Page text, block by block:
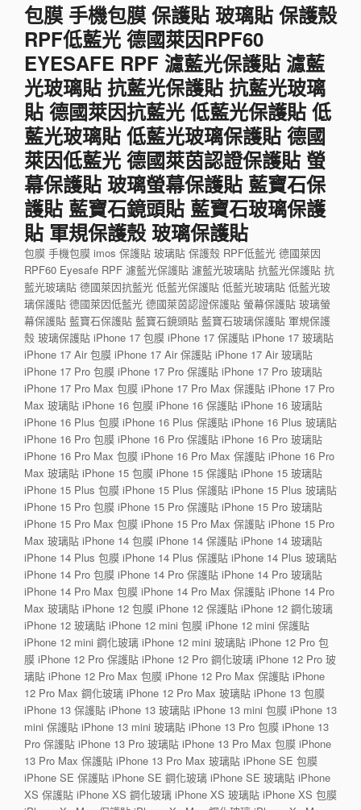
包膜 手機包膜 保護貼 玻璃貼 保護殼
RPF低藍光 德國萊因RPF60
EYESAFE RPF 濾藍光保護貼 濾藍
光玻璃貼 抗藍光保護貼 抗藍光玻璃
貼 德國萊因抗藍光 低藍光保護貼 低
藍光玻璃貼 低藍光玻璃保護貼 德國
萊因低藍光 德國萊茵認證保護貼 螢
幕保護貼 玻璃螢幕保護貼 藍寶石保
護貼 藍寶石鏡頭貼 藍寶石玻璃保護
貼 軍規保護殼 玻璃保護貼
包膜 手機包膜 imos 保護貼 玻璃貼 保護殼 RPF低藍光 德國萊因
RPF60 Eyesafe RPF 濾藍光保護貼 濾藍光玻璃貼 抗藍光保護貼 抗
藍光玻璃貼 德國萊因抗藍光 低藍光保護貼 低藍光玻璃貼 低藍光玻
璃保護貼 德國萊因低藍光 德國萊茵認證保護貼 螢幕保護貼 玻璃螢
幕保護貼 藍寶石保護貼 藍寶石鏡頭貼 藍寶石玻璃保護貼 軍規保護
殼 玻璃保護貼 iPhone 17 包膜 iPhone 17 保護貼 iPhone 17 玻璃貼
iPhone 17 Air 包膜 iPhone 17 Air 保護貼 iPhone 17 Air 玻璃貼
iPhone 17 Pro 包膜 iPhone 17 Pro 保護貼 iPhone 17 Pro 玻璃貼
iPhone 17 Pro Max 包膜 iPhone 17 Pro Max 保護貼 iPhone 17 Pro
Max 玻璃貼 iPhone 16 包膜 iPhone 16 保護貼 iPhone 16 玻璃貼
iPhone 16 Plus 包膜 iPhone 16 Plus 保護貼 iPhone 16 Plus 玻璃貼
iPhone 16 Pro 包膜 iPhone 16 Pro 保護貼 iPhone 16 Pro 玻璃貼
iPhone 16 Pro Max 包膜 iPhone 16 Pro Max 保護貼 iPhone 16 Pro
Max 玻璃貼 iPhone 15 包膜 iPhone 15 保護貼 iPhone 15 玻璃貼
iPhone 15 Plus 包膜 iPhone 15 Plus 保護貼 iPhone 15 Plus 玻璃貼
iPhone 15 Pro 包膜 iPhone 15 Pro 保護貼 iPhone 15 Pro 玻璃貼
iPhone 15 Pro Max 包膜 iPhone 15 Pro Max 保護貼 iPhone 15 Pro
Max 玻璃貼 iPhone 14 包膜 iPhone 14 保護貼 iPhone 14 玻璃貼
iPhone 14 Plus 包膜 iPhone 14 Plus 保護貼 iPhone 14 Plus 玻璃貼
iPhone 14 Pro 包膜 iPhone 14 Pro 保護貼 iPhone 14 Pro 玻璃貼
iPhone 14 Pro Max 包膜 iPhone 14 Pro Max 保護貼 iPhone 14 Pro
Max 玻璃貼 iPhone 12 包膜 iPhone 12 保護貼 iPhone 12 鋼化玻璃
iPhone 12 玻璃貼 iPhone 12 mini 包膜 iPhone 12 mini 保護貼
iPhone 12 mini 鋼化玻璃 iPhone 12 mini 玻璃貼 iPhone 12 Pro 包
膜 iPhone 12 Pro 保護貼 iPhone 12 Pro 鋼化玻璃 iPhone 12 Pro 玻
璃貼 iPhone 12 Pro Max 包膜 iPhone 12 Pro Max 保護貼 iPhone
12 Pro Max 鋼化玻璃 iPhone 12 Pro Max 玻璃貼 iPhone 13 包膜
iPhone 13 保護貼 iPhone 13 玻璃貼 iPhone 13 mini 包膜 iPhone 13
mini 保護貼 iPhone 13 mini 玻璃貼 iPhone 13 Pro 包膜 iPhone 13
Pro 保護貼 iPhone 13 Pro 玻璃貼 iPhone 13 Pro Max 包膜 iPhone
13 Pro Max 保護貼 iPhone 13 Pro Max 玻璃貼 iPhone SE 包膜
iPhone SE 保護貼 iPhone SE 鋼化玻璃 iPhone SE 玻璃貼 iPhone
XS 保護貼 iPhone XS 鋼化玻璃 iPhone XS 玻璃貼 iPhone XS 包膜